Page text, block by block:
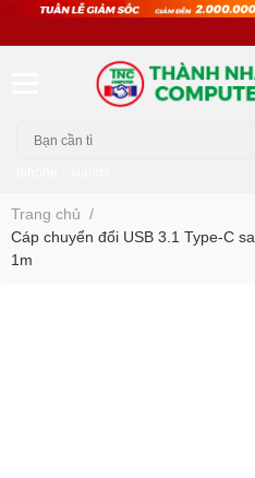
Trang chủ /
Cáp chuyển đổi USB 3.1 Type-C
1m